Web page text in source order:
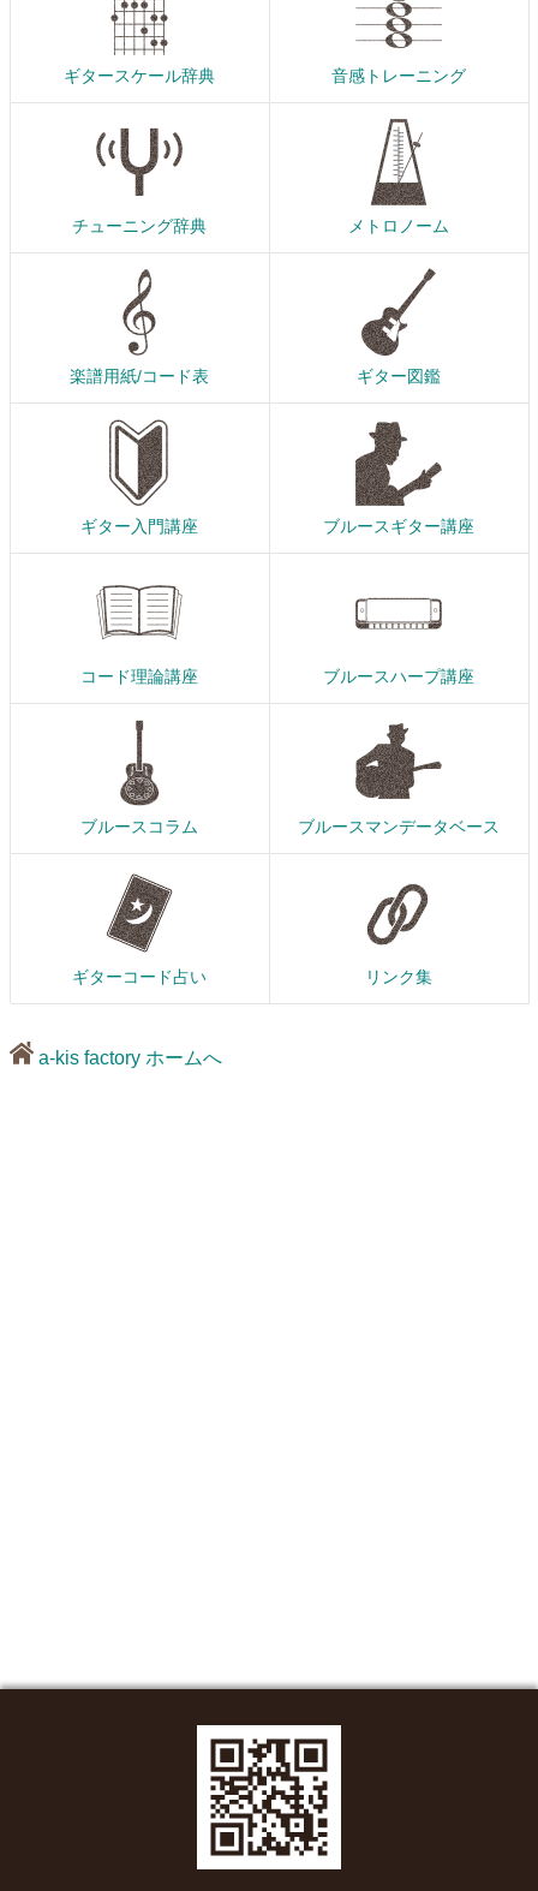
ギタースケール辞典 音感トレーニング
チューニング辞典 メトロノーム
楽譜用紙/コード表 ギター図鑑
ギター入門講座 ブルースギター講座
コード理論講座 ブルースハープ講座
ブルースコラム ブルースマンデータベース
ギターコード占い リンク集
a-kis factory ホームへ